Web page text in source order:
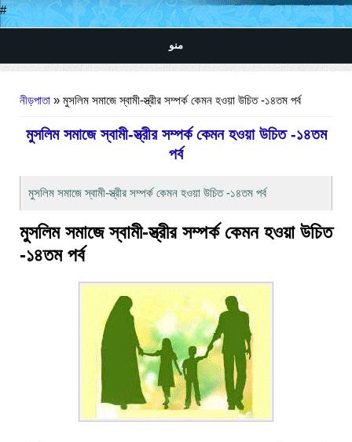
#
منو
নীড়পাতা » মুসলিম সমাজে স্বামী-স্ত্রীর সম্পর্ক কেমন হওয়া উচিত -১৪তম পর্ব
মুসলিম সমাজে স্বামী-স্ত্রীর সম্পর্ক কেমন হওয়া উচিত -১৪তম
পর্ব
মুসলিম সমাজে স্বামী-স্ত্রীর সম্পর্ক কেমন হওয়া উচিত -১৪তম পর্ব
মুসলিম সমাজে স্বামী-স্ত্রীর সম্পর্ক কেমন হওয়া উচিত
-১৪তম পর্ব